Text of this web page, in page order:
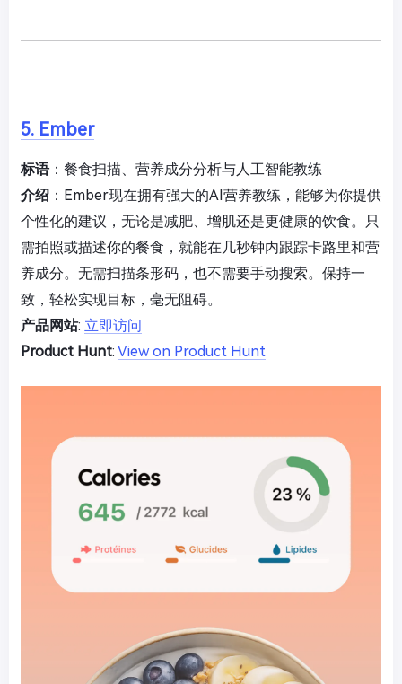
5. Ember
标语：餐食扫描、营养成分分析与人工智能教练
介绍 ：Ember现在拥有强大的AI营养教练，能够为你提供
个性化的建议，无论是减肥、增肌还是更健康的饮食。只
需拍照或描述你的餐食，就能在几秒钟内跟踪卡路里和营
养成分。无需扫描条形码，也不需要手动搜索。保持一
致，轻松实现目标，毫无阻碍。
产品网站: 立即访问
Product Hunt: View on Product Hunt